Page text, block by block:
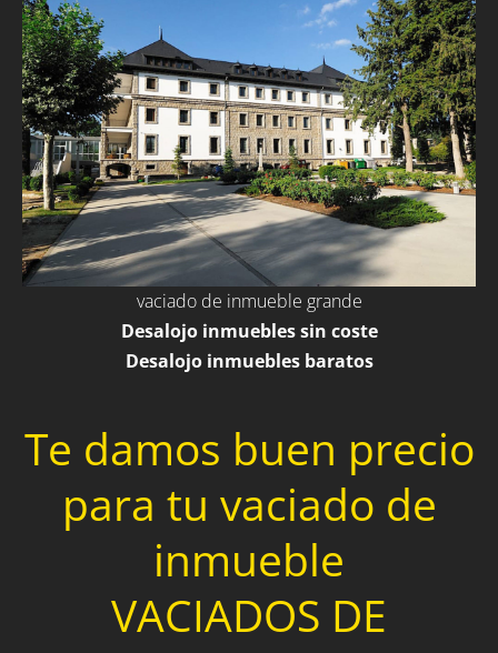
vaciado de inmueble grande
Desalojo inmuebles sin coste
Desalojo inmuebles baratos
Te damos buen precio
para tu vaciado de
inmueble
VACIADOS DE